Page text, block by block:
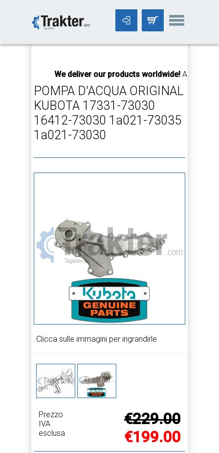
We deliver our products worldwide!All orders Until
POMPA D'ACQUA ORIGINAL
KUBOTA 17331-73030
16412-73030 1a021-73035
1a021-73030
Clicca sulle immagini per ingrandirle
Prezzo
IVA
esclusa
€229.00
€199.00